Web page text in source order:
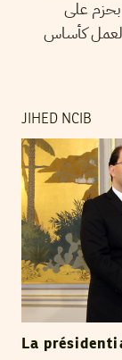
على
العمل كأساس
JIHED NCIB
La